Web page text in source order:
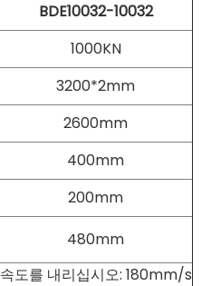
BDE10032-10032
1000KN
3200*2mm
2600mm
400mm
200mm
480mm
속도를 내리십시오: 180mm/s